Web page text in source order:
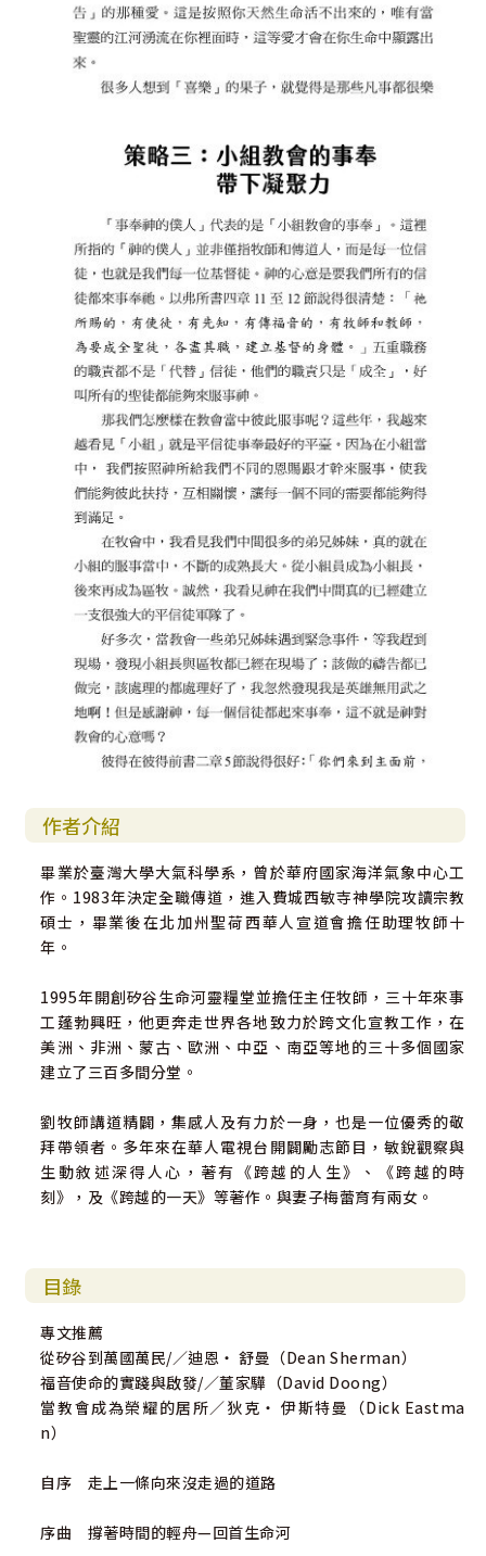
作者介紹
畢業於臺灣大學大氣科學系，曾於華府國家海洋氣象中心工
作。1983年決定全職傳道，進入費城西敏寺神學院攻讀宗教
碩士，畢業後在北加州聖荷西華人宣道會擔任助理牧師十
年。
1995年開創矽谷生命河靈糧堂並擔任主任牧師，三十年來事
工蓬勃興旺，他更奔走世界各地致力於跨文化宣教工作，在
美洲、非洲、蒙古、歐洲、中亞、南亞等地的三十多個國家
建立了三百多間分堂。
劉牧師講道精闢，集感人及有力於一身，也是一位優秀的敬
拜帶領者。多年來在華人電視台開闢勵志節目，敏銳觀察與
生動敘述深得人心，著有《跨越的人生》、《跨越的時
刻》，及《跨越的一天》等著作。與妻子梅蕾育有兩女。
目錄
專文推薦
從矽谷到萬國萬民/／迪恩‧ 舒曼（Dean Sherman）
福音使命的實踐與啟發/／董家驊（David Doong）
當教會成為榮耀的居所／狄克‧ 伊斯特曼（Dick Eastma
n）
自序 走上一條向來沒走過的道路
序曲 撐著時間的輕舟—回首生命河